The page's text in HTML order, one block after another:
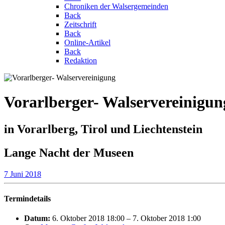
Chroniken der Walsergemeinden
Back
Zeitschrift
Back
Online-Artikel
Back
Redaktion
Vorarlberger-
in Vorarlberg, Tirol und Liechtenstein
Lange Nacht der Museen
7 Juni 2018
Termindetails
Datum: 6. Oktober 2018 18:00 – 7. Oktober 2018 1:00